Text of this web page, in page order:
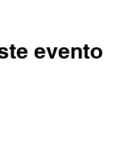
evento